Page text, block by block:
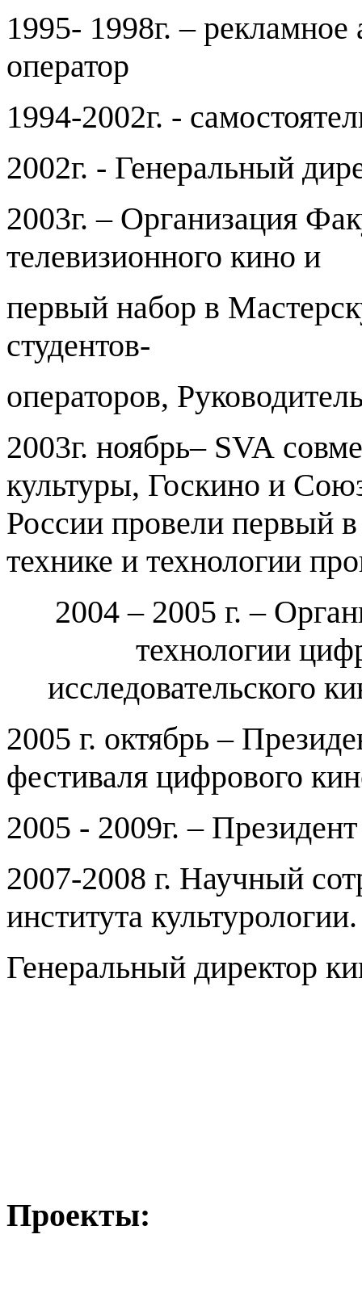
1995- 1998г. –
оператор
1994-2002г. -
2002г. - Генеральный
2003г. – Организация
телевизионного кино и
первый набор в
студентов-
операторов,
2003г. ноябрь– SVA
культуры, Госкино и
России провели первый
технике и технологии
2004 – 2005 г. –
технологии
исследовательского
2005 г. октябрь –
фестиваля цифрового
2005 - 2009г. –
2007-2008 г. Научный
института культурологии.
Генеральный директор
Проекты: